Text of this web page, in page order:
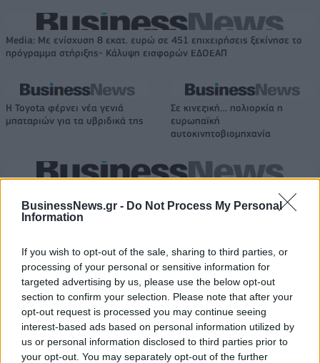
BusinessNews.gr - Do Not Process My Personal
Information
If you wish to opt-out of the sale, sharing to third parties, or
processing of your personal or sensitive information for
targeted advertising by us, please use the below opt-out
section to confirm your selection. Please note that after your
opt-out request is processed you may continue seeing
interest-based ads based on personal information utilized by
us or personal information disclosed to third parties prior to
your opt-out. You may separately opt-out of the further
Media: Με ενίσχυση 8 εκατ. ευρώ σε 451 επιχειρήσεις ξεκίνησε το
πρόγραμμα στήριξης- Κάλυψη εισφορών ΕΔΟΕΑΠ
Η Toyota φέρνει νέα γενιά
μπαταριών για τα υβριδικά της
Σε κινεζική… πολιορκία η
ευρωπαϊκή
αυτοκινητοβιομηχανία
Μινεσότα Λινξ, 98-87 τις Λας
Βέγκας Έισις (vid)
στις ομάδες σχετικά με τη
συμμετοχή τρανσέξουαλ
αθλητών
Ελληνική Αναπτυξιακή Τράπεζα: Με «προίκα» 2 δισ. ευρώ ανοίγει
δρόμο για δάνεια έως 5 δισ. σε μικρομεσαίες